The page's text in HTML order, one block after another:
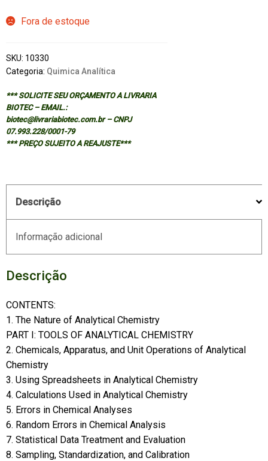
Fora de estoque
SKU: 10330
Categoria: Quimica Analítica
*** SOLICITE SEU ORÇAMENTO A LIVRARIA
BIOTEC – EMAIL.:
biotec@livrariabiotec.com.br – CNPJ
07.993.228/0001-79
*** PREÇO SUJEITO A REAJUSTE***
Descrição
Informação adicional
Descrição
CONTENTS:
1. The Nature of Analytical Chemistry
PART I: TOOLS OF ANALYTICAL CHEMISTRY
2. Chemicals, Apparatus, and Unit Operations of Analytical
Chemistry
3. Using Spreadsheets in Analytical Chemistry
4. Calculations Used in Analytical Chemistry
5. Errors in Chemical Analyses
6. Random Errors in Chemical Analysis
7. Statistical Data Treatment and Evaluation
8. Sampling, Standardization, and Calibration